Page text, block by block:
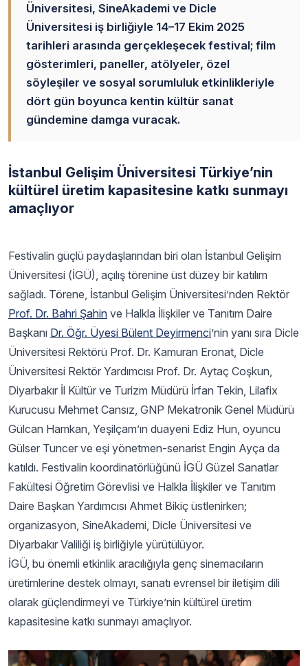
Üniversitesi, SineAkademi ve Dicle
Üniversitesi iş birliğiyle 14–17 Ekim 2025
tarihleri arasında gerçekleşecek festival; film
gösterimleri, paneller, atölyeler, özel
söyleşiler ve sosyal sorumluluk etkinlikleriyle
dört gün boyunca kentin kültür sanat
gündemine damga vuracak.
İstanbul Gelişim Üniversitesi Türkiye’nin
kültürel üretim kapasitesine katkı sunmayı
amaçlıyor
Festivalin güçlü paydaşlarından biri olan İstanbul Gelişim
Üniversitesi (İGÜ), açılış törenine üst düzey bir katılım
sağladı. Törene, İstanbul Gelişim Üniversitesi’nden Rektör
Prof. Dr. Bahri Şahin ve Halkla İlişkiler ve Tanıtım Daire
Başkanı Dr. Öğr. Üyesi Bülent Deyirmenci’nin yanı sıra Dicle
Üniversitesi Rektörü Prof. Dr. Kamuran Eronat, Dicle
Üniversitesi Rektör Yardımcısı Prof. Dr. Aytaç Coşkun,
Diyarbakır İl Kültür ve Turizm Müdürü İrfan Tekin, Lilafix
Kurucusu Mehmet Cansız, GNP Mekatronik Genel Müdürü
Gülcan Hamkan, Yeşilçam’ın duayeni Ediz Hun, oyuncu
Gülser Tuncer ve eşi yönetmen-senarist Engin Ayça da
katıldı. Festivalin koordinatörlüğünü İGÜ Güzel Sanatlar
Fakültesi Öğretim Görevlisi ve Halkla İlişkiler ve Tanıtım
Daire Başkan Yardımcısı Ahmet Bikiç üstlenirken;
organizasyon, SineAkademi, Dicle Üniversitesi ve
Diyarbakır Valiliği iş birliğiyle yürütülüyor.
İGÜ, bu önemli etkinlik aracılığıyla genç sinemacıların
üretimlerine destek olmayı, sanatı evrensel bir iletişim dili
olarak güçlendirmeyi ve Türkiye’nin kültürel üretim
kapasitesine katkı sunmayı amaçlıyor.